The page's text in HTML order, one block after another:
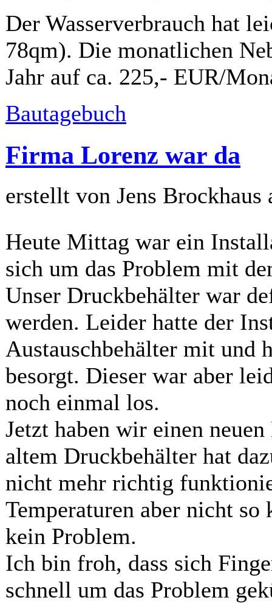
Der Wasserverbrauch hat
78qm). Die monatlichen
Jahr auf ca. 225,- EUR/
Bautagebuch
Firma Lorenz war da
erstellt von Jens Brockhaus
Heute Mittag war ein
sich um das Problem mit
Unser Druckbehälter war
werden. Leider hatte der
Austauschbehälter mit und
besorgt. Dieser war aber
noch einmal los.
Jetzt haben wir einen
altem Druckbehälter hat
nicht mehr richtig
Temperaturen aber nicht
kein Problem.
Ich bin froh, dass sich
schnell um das Problem